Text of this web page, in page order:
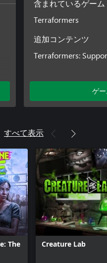
含まれているゲーム
Terraformers
追加コンテンツ
Terraformers:
ゲ
すべて表示
The
Creature Lab